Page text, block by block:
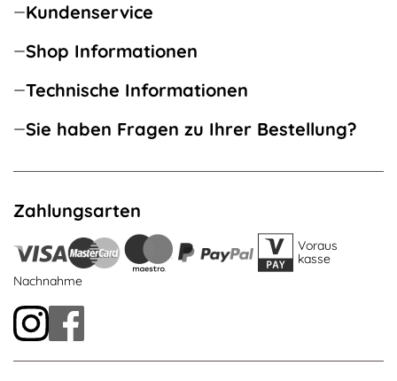
Kundenservice
Shop Informationen
Technische Informationen
Sie haben Fragen zu Ihrer Bestellung?
Zahlungsarten
Voraus
kasse
Nachnahme